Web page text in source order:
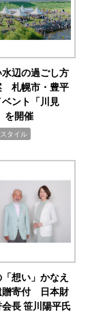
辺の過ごし方
札幌市・豊平
ベント「川見
を開催
タイル
想い」かなえ
寄付 日本財
会長 笹川陽平氏